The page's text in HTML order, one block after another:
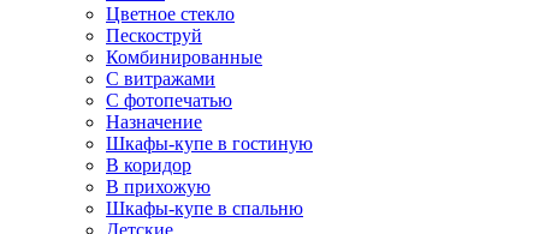
Цветное стекло
Пескоструй
Комбинированные
С витражами
С фотопечатью
Назначение
Шкафы-купе в гостиную
В коридор
В прихожую
Шкафы-купе в спальню
Детские